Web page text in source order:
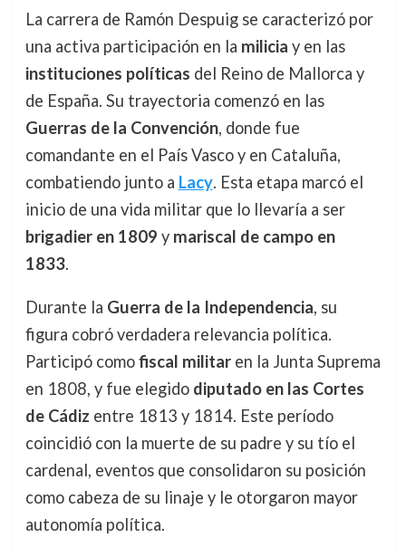
La carrera de Ramón Despuig se caracterizó por
una activa participación en la milicia y en las
instituciones políticas del Reino de Mallorca y
de España. Su trayectoria comenzó en las
Guerras de la Convención, donde fue
comandante en el País Vasco y en Cataluña,
combatiendo junto a Lacy. Esta etapa marcó el
inicio de una vida militar que lo llevaría a ser
brigadier en 1809 y mariscal de campo en
1833.
Durante la Guerra de la Independencia, su
figura cobró verdadera relevancia política.
Participó comofiscal militaren la Junta Suprema
en 1808, y fue elegido diputado en las Cortes
de Cádiz entre 1813 y 1814. Este período
coincidió con la muerte de su padre y su tío el
cardenal, eventos que consolidaron su posición
como cabeza de su linaje y le otorgaron mayor
autonomía política.